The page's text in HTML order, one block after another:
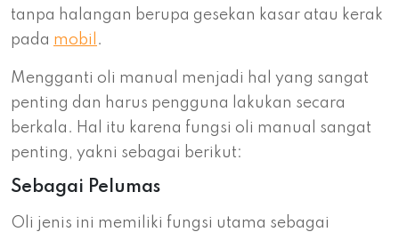
tanpa halangan berupa gesekan kasar atau kerak
pada mobil .
Mengganti oli manual menjadi hal yang sangat
penting dan harus pengguna lakukan secara
berkala. Hal itu karena fungsi oli manual sangat
penting, yakni sebagai berikut:
Sebagai Pelumas
Oli jenis ini memiliki fungsi utama sebagai